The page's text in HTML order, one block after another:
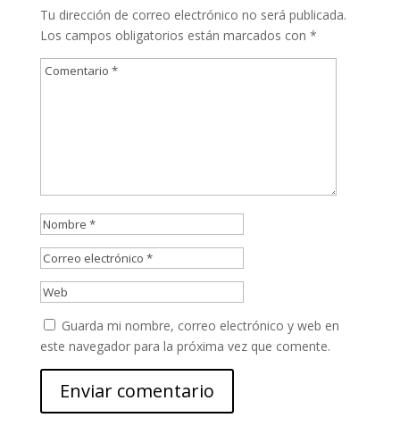
Tu dirección de correo electrónico no será publicada.
Los campos obligatorios están marcados con *
Guarda mi nombre, correo electrónico y web en
este navegador para la próxima vez que comente.